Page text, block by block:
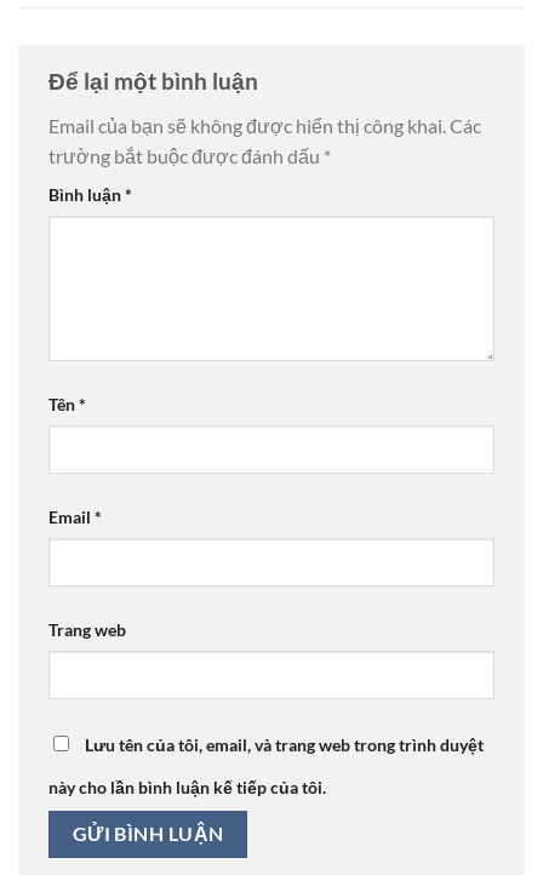
Để lại một bình luận
Email của bạn sẽ không được hiển thị công khai.Các
trường bắt buộc được đánh dấu *
Bình luận*
Tên*
Email *
Trang web
Lưu tên của tôi, email, và trang web trong trình duyệt
này cho lần bình luận kế tiếp của tôi.